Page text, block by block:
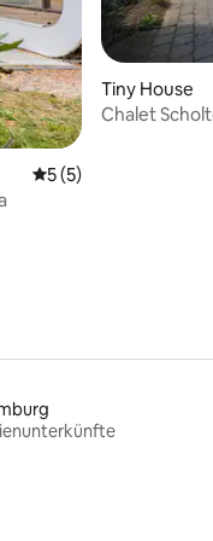
Bewertungen
Durchschnittliche
5 (5)
Tiny House
Chalet